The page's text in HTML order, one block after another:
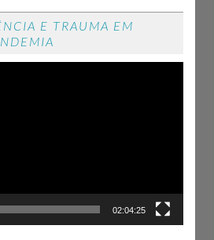
E TRAUMA EM
02:04:25